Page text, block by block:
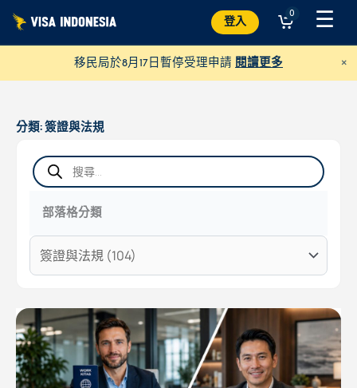
容
登入
0 ☰
移民局於8月17日暫停受理申請 閱讀更多 ×
分類:簽證與法規
產
品
搜
部落格分類
捐款給 JAAN
美元 捐贈